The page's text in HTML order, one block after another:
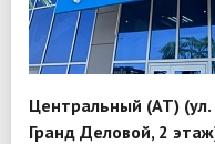
Центральный (АТ)
Гранд Деловой, 2